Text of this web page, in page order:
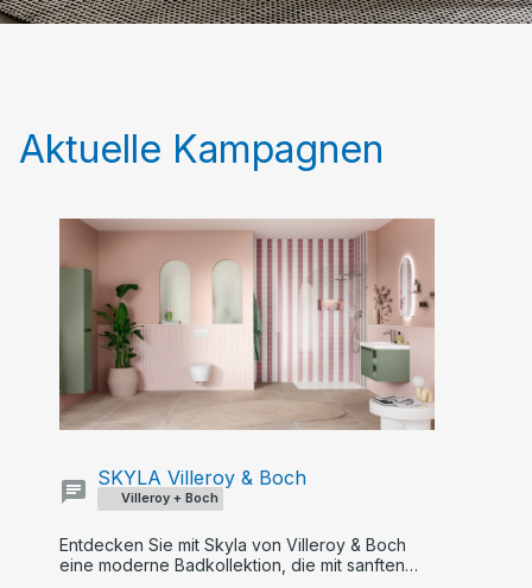
Aktuelle Kampagnen
Villeroy + Boch
SKYLA Villeroy & Boch
Entdecken Sie mit Skyla von Villeroy & Boch
eine moderne Badkollektion, die mit sanften